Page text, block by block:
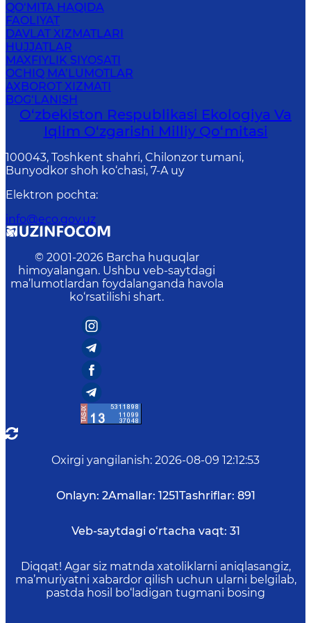
QO‘MITA HAQIDA
FAOLIYAT
DAVLAT XIZMATLARI
HUJJATLAR
MAXFIYLIK SIYOSATI
OCHIQ MA’LUMOTLAR
AXBOROT XIZMATI
BOG‘LANISH
O‘zbekiston Respublikasi Ekologiya Va
Iqlim O‘zgarishi Milliy Qo‘mitasi
100043, Toshkent shahri, Chilonzor tumani,
Bunyodkor shoh ko‘chasi, 7-A uy
Elektron pochta:
info@eco.gov.uz
© 2001-2026 Barcha huquqlar
himoyalangan. Ushbu veb-saytdagi
ma’lumotlardan foydalanganda havola
ko‘rsatilishi shart.
Oxirgi yangilanish: 2026-08-09 12:12:53
Onlayn: 2Amallar: 1251Tashriflar: 891
Veb-saytdagi o‘rtacha vaqt: 31
Diqqat! Agar siz matnda xatoliklarni aniqlasangiz,
ma’muriyatni xabardor qilish uchun ularni belgilab,
pastda hosil bo‘ladigan tugmani bosing